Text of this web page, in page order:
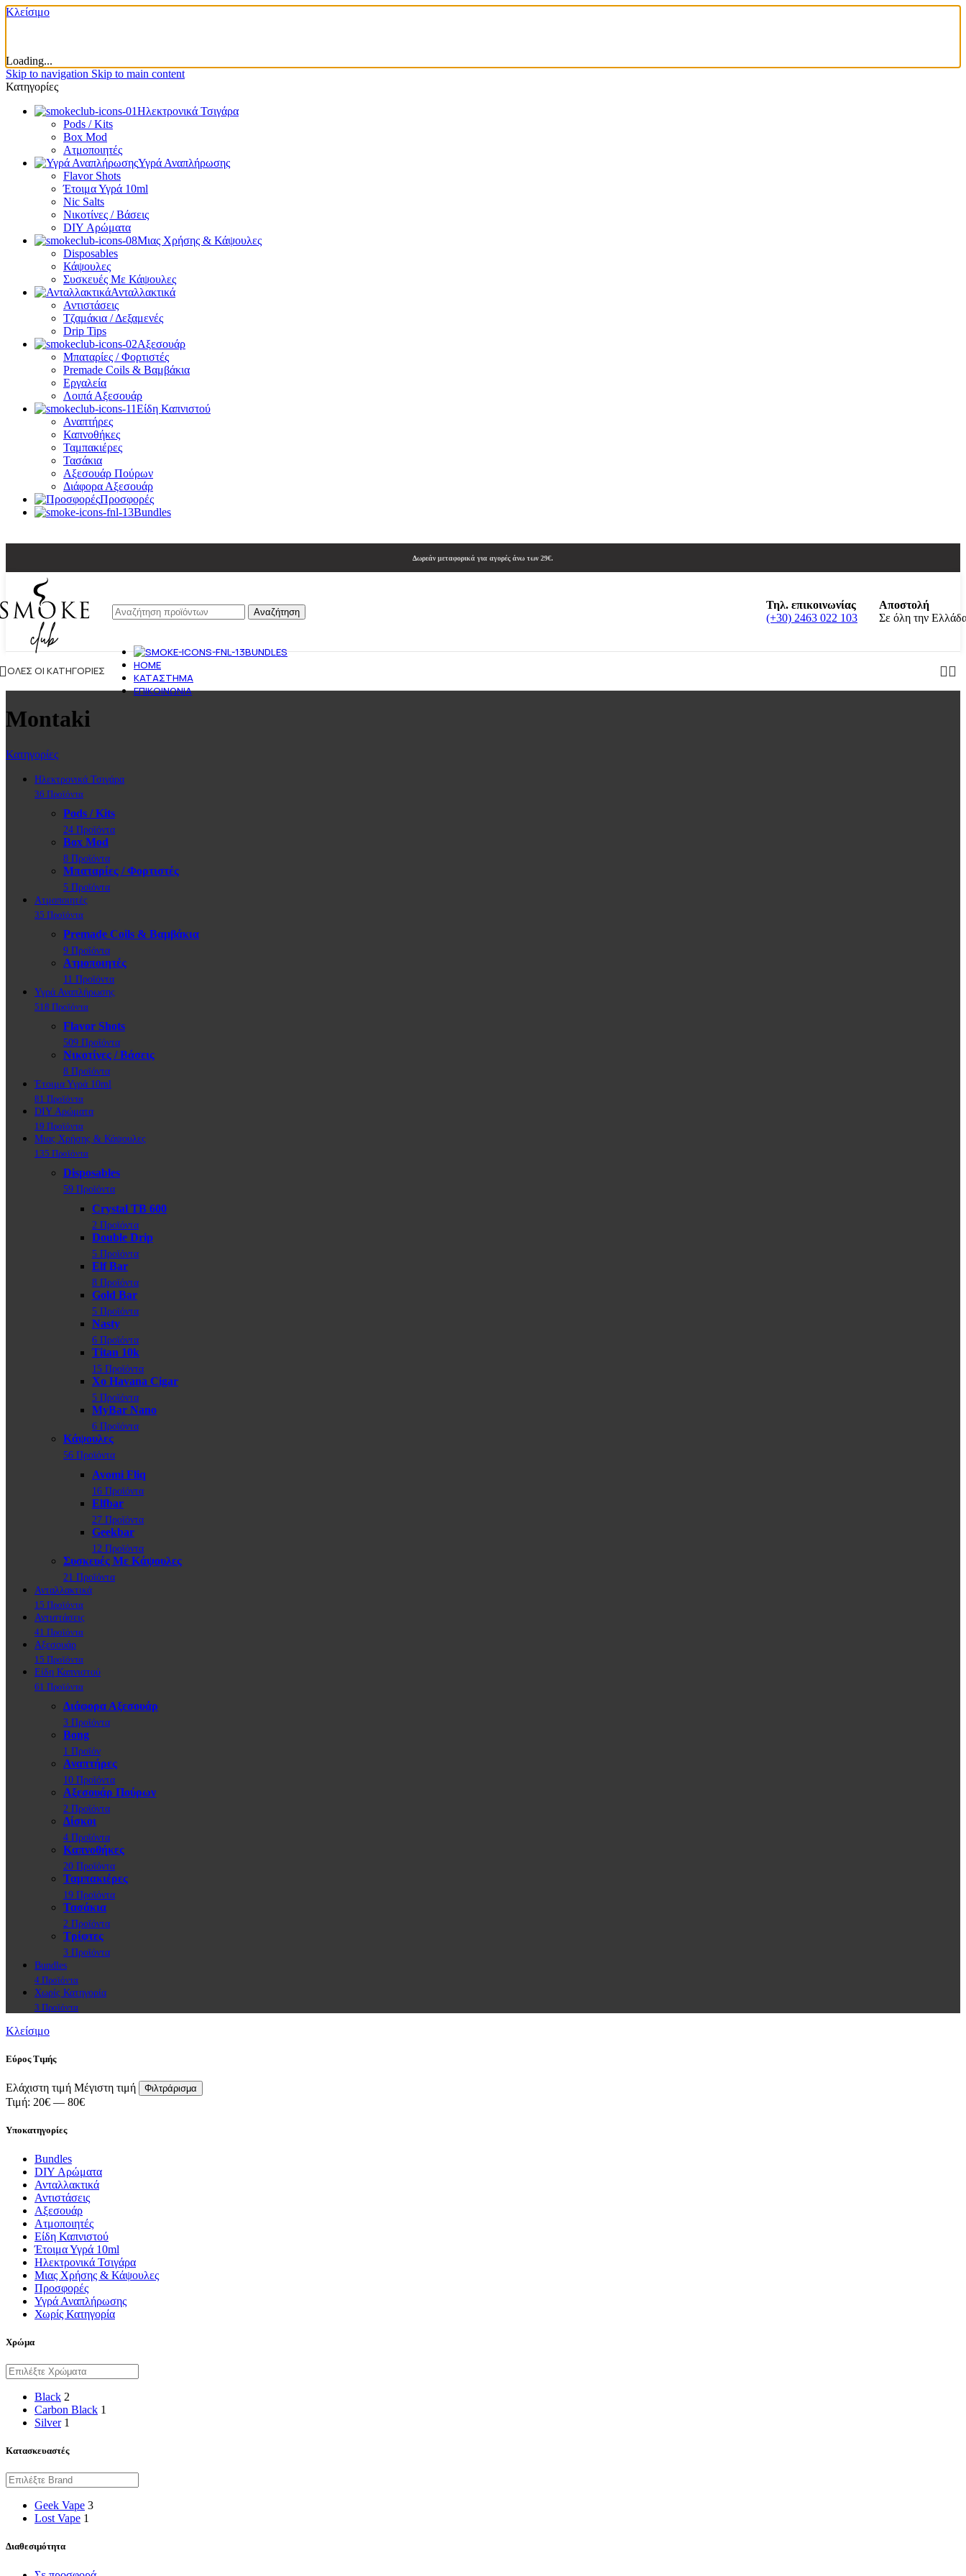
Κλείσιμο
Loading...
Skip to navigation Skip to main content
Κατηγορίες
Ηλεκτρονικά Τσιγάρα
Pods / Kits
Box Mod
Ατμοποιητές
Υγρά Αναπλήρωσης
Flavor Shots
Έτοιμα Υγρά 10ml
Nic Salts
Νικοτίνες / Βάσεις
DIY Αρώματα
Μιας Χρήσης & Κάψουλες
Disposables
Κάψουλες
Συσκευές Με Κάψουλες
Ανταλλακτικά
Αντιστάσεις
Τζαμάκια / Δεξαμενές
Drip Tips
Αξεσουάρ
Μπαταρίες / Φορτιστές
Premade Coils & Βαμβάκια
Εργαλεία
Λοιπά Αξεσουάρ
Είδη Καπνιστού
Αναπτήρες
Καπνοθήκες
Ταμπακιέρες
Τασάκια
Αξεσουάρ Πούρων
Διάφορα Αξεσουάρ
Προσφορές
Bundles
Δωρεάν μεταφορικά για αγορές άνω των 29€.
Αναζήτηση
Τηλ. επικοινωνίας
(+30) 2463 022 103
Αποστολή
Σε όλη την
ΌΛΕΣ ΟΙ ΚΑΤΗΓΟΡΊΕΣ
BUNDLES
HOME
ΚΑΤΆΣΤΗΜΑ
ΕΠΙΚΟΙΝΩΝΊΑ
Montaki
Κατηγορίες
Ηλεκτρονικά Τσιγάρα
36 Προϊόντα
Pods / Kits
24 Προϊόντα
Box Mod
8 Προϊόντα
Μπαταρίες / Φορτιστές
5 Προϊόντα
Ατμοποιητές
35 Προϊόντα
Premade Coils & Βαμβάκια
9 Προϊόντα
Ατμοποιητές
11 Προϊόντα
Υγρά Αναπλήρωσης
518 Προϊόντα
Flavor Shots
509 Προϊόντα
Νικοτίνες / Βάσεις
8 Προϊόντα
Έτοιμα Υγρά 10ml
81 Προϊόντα
DIY Αρώματα
19 Προϊόντα
Μιας Χρήσης & Κάψουλες
135 Προϊόντα
Disposables
59 Προϊόντα
Crystal TB 600
2 Προϊόντα
Double Drip
5 Προϊόντα
Elf Bar
8 Προϊόντα
Gold Bar
5 Προϊόντα
Nasty
6 Προϊόντα
Titan 10k
15 Προϊόντα
Xo Havana Cigar
5 Προϊόντα
MyBar Nano
6 Προϊόντα
Κάψουλες
56 Προϊόντα
Avomi Fliq
16 Προϊόντα
Elfbar
27 Προϊόντα
Geekbar
12 Προϊόντα
Συσκευές Με Κάψουλες
21 Προϊόντα
Ανταλλακτικά
15 Προϊόντα
Αντιστάσεις
41 Προϊόντα
Αξεσουάρ
15 Προϊόντα
Είδη Καπνιστού
61 Προϊόντα
Διάφορα Αξεσουάρ
3 Προϊόντα
Bong
1 Προϊόν
Αναπτήρες
10 Προϊόντα
Αξεσουάρ Πούρων
2 Προϊόντα
Δίσκοι
4 Προϊόντα
Καπνοθήκες
20 Προϊόντα
Ταμπακιέρες
19 Προϊόντα
Τασάκια
2 Προϊόντα
Τρίφτες
3 Προϊόντα
Bundles
4 Προϊόντα
Χωρίς Κατηγορία
3 Προϊόντα
Κλείσιμο
Εύρος Τιμής
Ελάχιστη τιμή Μέγιστη τιμή Φιλτράρισμα
Τιμή: 20€ — 80€
Υποκατηγορίες
Bundles
DIY Αρώματα
Ανταλλακτικά
Αντιστάσεις
Αξεσουάρ
Ατμοποιητές
Είδη Καπνιστού
Έτοιμα Υγρά 10ml
Ηλεκτρονικά Τσιγάρα
Μιας Χρήσης & Κάψουλες
Προσφορές
Υγρά Αναπλήρωσης
Χωρίς Κατηγορία
Χρώμα
Black 2
Carbon Black 1
Silver 1
Κατασκευαστές
Geek Vape 3
Lost Vape 1
Διαθεσιμότητα